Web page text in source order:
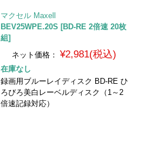
マクセル Maxell
BEV25WPE.20S [BD-RE 2倍速 20枚
組]
ネット価格：
¥2,981(税込)
在庫なし
録画用ブルーレイディスク BD-RE ひ
ろびろ美白レーベルディスク（1～2
倍速記録対応）